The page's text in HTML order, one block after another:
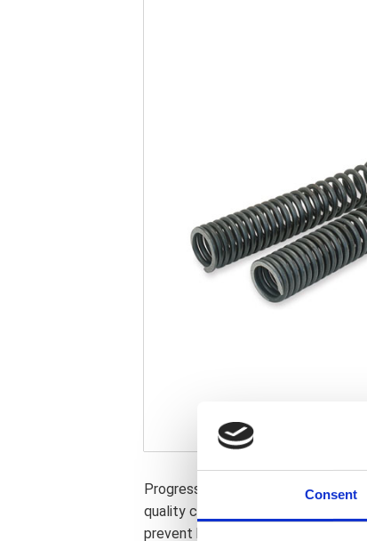
Consent
Progressive rate fork springs of
quality chrome silicon wire.
prevent bottoming out when taking